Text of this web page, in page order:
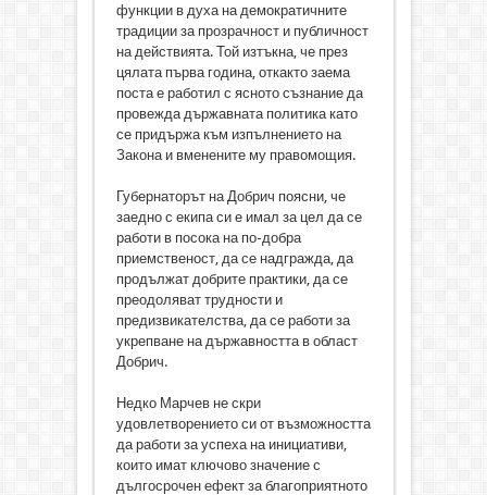
функции в духа на демократичните
традиции за прозрачност и публичност
на действията. Той изтъкна, че през
цялата първа година, откакто заема
поста е работил с ясното съзнание да
провежда държавната политика като
се придържа към изпълнението на
Закона и вменените му правомощия.
Губернаторът на Добрич поясни, че
заедно с екипа си е имал за цел да се
работи в посока на по-добра
приемственост, да се надгражда, да
продължат добрите практики, да се
преодоляват трудности и
предизвикателства, да се работи за
укрепване на държавността в област
Добрич.
Недко Марчев не скри
удовлетворението си от възможността
да работи за успеха на инициативи,
които имат ключово значение с
дългосрочен ефект за благоприятното